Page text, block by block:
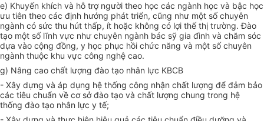
e) Khuyến khích và hỗ trợ người theo học các ngành học và bậc học
ưu tiên theo các định hướng phát triển, cũng như một số chuyên
ngành có sức thu hút thấp, ít hoặc không có lợi thế thị trường. Đào
tạo một số lĩnh vực như chuyên ngành bác sỹ gia đình và chăm sóc
dựa vào cộng đồng, y học phục hồi chức năng và một số chuyên
ngành thuộc khu vực công nghệ cao.
g) Nâng cao chất lượng đào tạo nhân lực KBCB
- Xây dựng và áp dụng hệ thống công nhận chất lượng để đảm bảo
các tiêu chuẩn về cơ sở đào tạo và chất lượng chung trong hệ
thống đào tạo nhân lực y tế;